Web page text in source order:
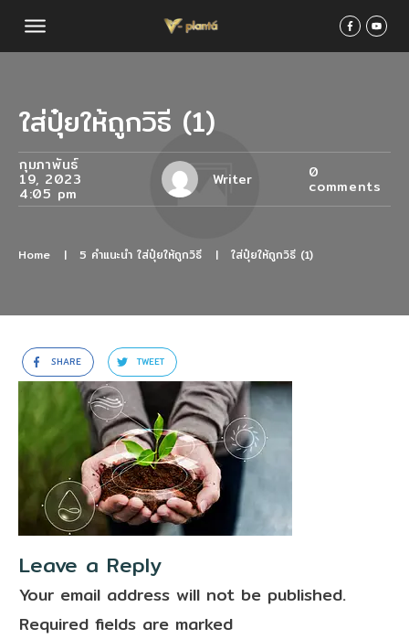
ใส่ปุ๋ยให้ถูกวิธี (1)
กุมภาพันธ์
19, 2023
4:05 pm
Writer 0
comments
Home | 5 คำแนะนำ ใส่ปุ๋ยให้ถูกวิธี | ใส่ปุ๋ยให้ถูกวิธี (1)
SHARE TWEET
Leave a Reply
Your email address will not be published.
Required fields are marked